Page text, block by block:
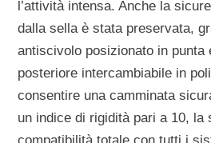
l’attività intensa. Anche la
dalla sella è stata preservata,
antiscivolo posizionato in punta
posteriore intercambiabile in
consentire una camminata
un indice di rigidità pari a 10, la